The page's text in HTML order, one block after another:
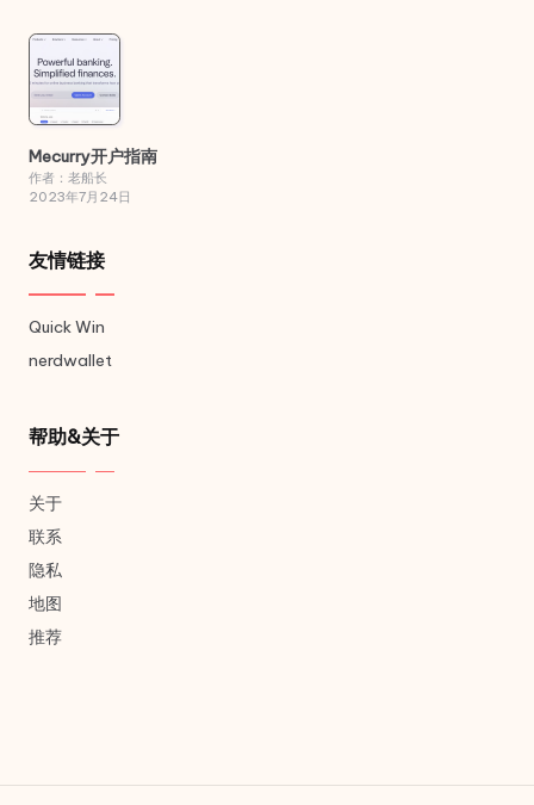
Mecurry开户指南
作者：老船长
2023年7月24日
友情链接
Quick Win
nerdwallet
帮助&关于
关于
联系
隐私
地图
推荐